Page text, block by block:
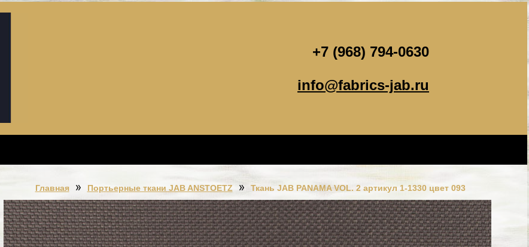
+7 (968) 794-0630
info@fabrics-jab.ru
Главная Портьерные ткани JAB ANSTOETZ Ткань JAB PANAMA VOL. 2 артикул 1-1330 цвет 093